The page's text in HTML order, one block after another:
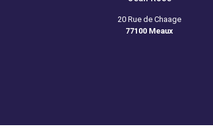
20 Rue de Chaage
77100 Meaux